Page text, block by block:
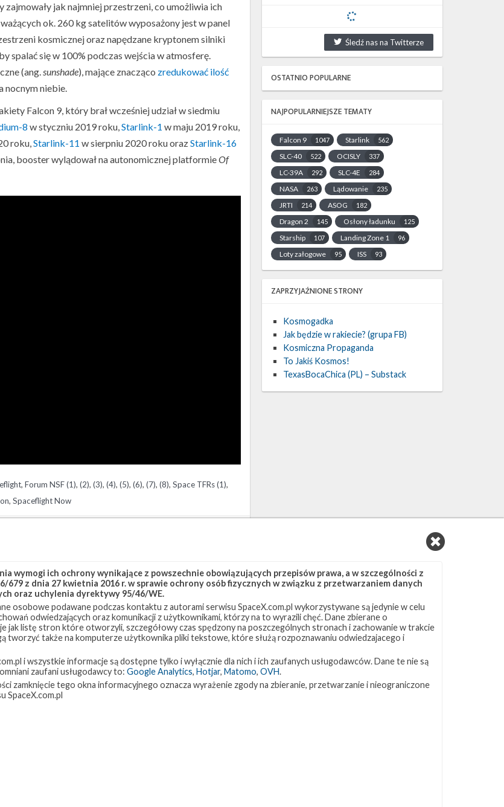
jak najmniej przestrzeni, co umożliwia ich
ok. 260 kg satelitów wyposażony jest w panel
kosmicznej oraz napędzane kryptonem silniki
spalać się w 100% podczas wejścia w atmosferę.
(ang.sunshade), mające znacząco zredukować ilość
nocnym niebie.
Falcon 9, który brał wcześniej udział w siedmiu
8 w styczniu 2019 roku,Starlink-1 w maju 2019 roku,
roku,Starlink-11 w sierpniu 2020 roku orazStarlink-16
booster wylądował na autonomicznej platformieOf
, Forum NSF (1), (2), (3), (4), (5), (6), (7), (8), Space TFRs (1),
, Spaceflight Now
Śledź nas na Twitterze
OSTATNIO POPULARNE
NAJPOPULARNIEJSZE TEMATY
Falcon 9 1047 Starlink 562
SLC-40 522 OCISLY 337
LC-39A 292 SLC-4E 284
NASA 263 Lądowanie 235
JRTI 214 ASOG 182
Dragon 2 145 Osłony ładunku 125
Starship 107 Landing Zone 1 96
Loty załogowe 95 ISS 93
ZAPRZYJAŹNIONE STRONY
Kosmogadka
Jak będzie w rakiecie? (grupa FB)
Kosmiczna Propaganda
To Jakiś Kosmos!
TexasBocaChica (PL) – Substack
wymogi ich ochrony wynikające z powszechnie obowiązujących przepisów prawa, a w szczególności z
679 z dnia 27 kwietnia 2016 r. w sprawie ochrony osób fizycznych w związku z przetwarzaniem danych
oraz uchylenia dyrektywy 95/46/WE.
osobowe podawane podczas kontaktu z autorami serwisu SpaceX.com.pl wykorzystywane są jedynie w celu
odwiedzających oraz komunikacji z użytkownikami, którzy na to wyrazili chęć. Dane zbierane o
jak listę stron które otworzyli, szczegółowy czas spędzony na poszczególnych stronach i zachowanie w trakcie
tworzyć także na komputerze użytkownika pliki tekstowe, które służą rozpoznawaniu odwiedzajacego i
i wszystkie informacje są dostępne tylko i wyłącznie dla nich i ich zaufanych usługodawców. Dane te nie są
zaufani usługodawcy to: Google Analytics, Hotjar, Matomo, OVH.
zamknięcie tego okna informacyjnego oznacza wyrażenie zgody na zbieranie, przetwarzanie i nieograniczone
SpaceX.com.pl